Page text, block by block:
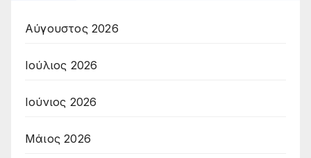
Αύγουστος 2026
Ιούλιος 2026
Ιούνιος 2026
Μάιος 2026